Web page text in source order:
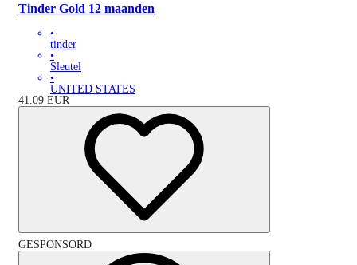
Tinder Gold 12 maanden
•
tinder
•
Sleutel
•
UNITED STATES
41.09 EUR
GESPONSORD